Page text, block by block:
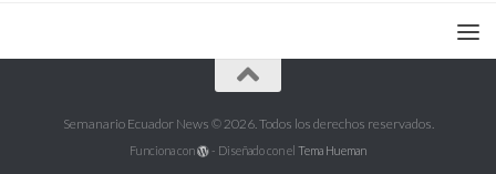
Semanario Ecuador News © 2026. Todos los derechos reservados.
Funciona con - Diseñado con el Tema Hueman